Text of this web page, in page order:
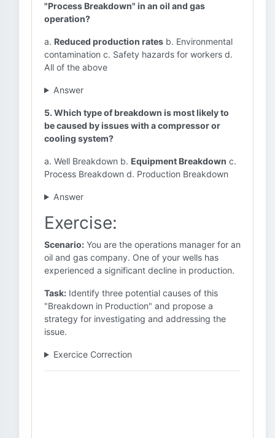
"Process Breakdown" in an oil and gas
operation?
a. Reduced production rates b. Environmental
contamination c. Safety hazards for workers d.
All of the above
Answer
5. Which type of breakdown is most likely to
be caused by issues with a compressor or
cooling system?
a. Well Breakdown b. Equipment Breakdown c.
Process Breakdown d. Production Breakdown
Answer
Exercise:
Scenario: You are the operations manager for an
oil and gas company. One of your wells has
experienced a significant decline in production.
Task: Identify three potential causes of this
"Breakdown in Production" and propose a
strategy for investigating and addressing the
issue.
Exercice Correction